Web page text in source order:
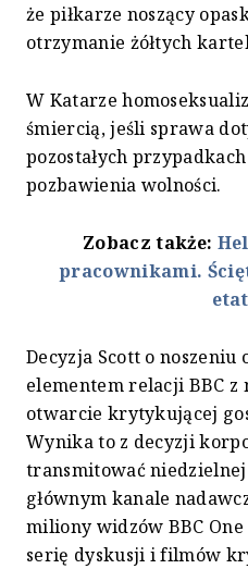
że piłkarze noszący
otrzymanie żółtych
W Katarze
śmiercią, jeśli sprawa
pozostałych
pozbawienia wolności.
Zobacz także:
pracownikami.
Decyzja Scott o noszeniu
elementem relacji BBC
otwarcie krytykującej
Wynika to z decyzji
transmitować
głównym kanale
miliony widzów BBC
serię dyskusji i filmów